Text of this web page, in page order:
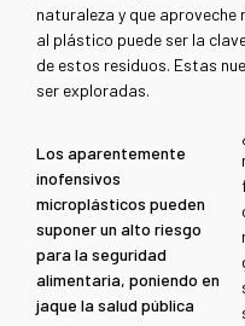
naturaleza y que aproveche
al plástico puede ser la
de estos residuos. Estas
ser exploradas.
Los aparentemente
inofensivos
microplásticos pueden
suponer un alto riesgo
para la seguridad
alimentaria, poniendo en
jaque la salud pública